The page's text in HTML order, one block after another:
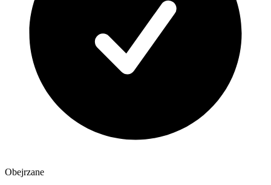
Obejrzane